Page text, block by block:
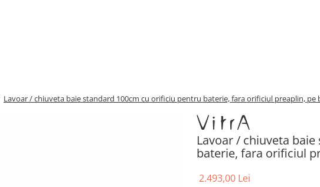
Lavoar / chiuveta baie standard 100cm cu orificiu pentru baterie, fara orificiul preaplin, pe
Lavoar / chiuveta
baterie, fara orificiul
2.493,00 Lei